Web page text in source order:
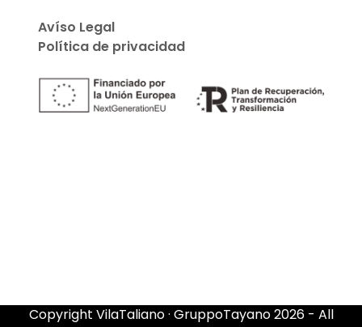
Avíso Legal
Política de privacidad
Copyright VilaTaliano · GruppoTayano2026 - All